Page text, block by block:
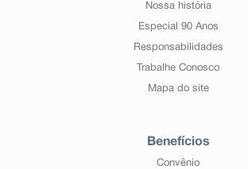
Nossa história
Especial 90 Anos
Responsabilidades
Trabalhe Conosco
Mapa do site
Benefícios
Convênio